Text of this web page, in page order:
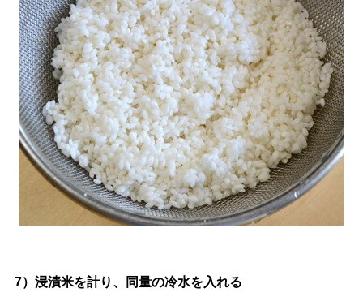
7）浸漬米を計り、同量の冷水を入れる